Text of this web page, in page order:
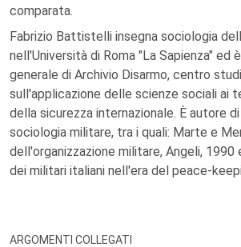
comparata.
Fabrizio Battistelli insegna sociologia
nell'Università di Roma "La Sapienza" ed
generale di Archivio Disarmo, centro
sull'applicazione delle scienze sociali ai
della sicurezza internazionale. È autore
sociologia militare, tra i quali: Marte e
dell'organizzazione militare, Angeli, 1990
dei militari italiani nell'era del peace-
ARGOMENTI COLLEGATI